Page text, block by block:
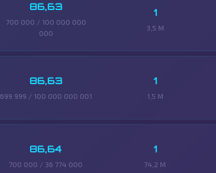
86,63
700 000 / 100 000 000
000
1
3,5 M
86,63
699 999 / 100 000 000 001
1
1,5 M
86,64
700 000 / 36 774 000
1
74,2 M